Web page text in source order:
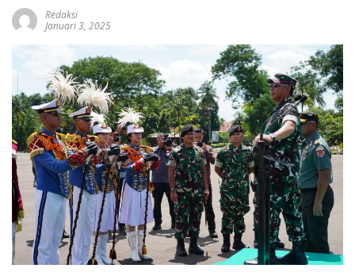
Redaksi
Januari 3, 2025